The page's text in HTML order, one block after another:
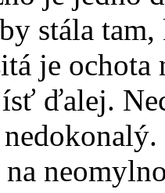
stála
je
ďalej.